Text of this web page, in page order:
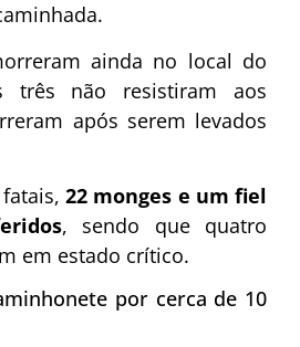
ainda no local do
três não resistiram aos
após serem levados
22 monges e um fiel
, sendo que quatro
em estado crítico.
por cerca de 10